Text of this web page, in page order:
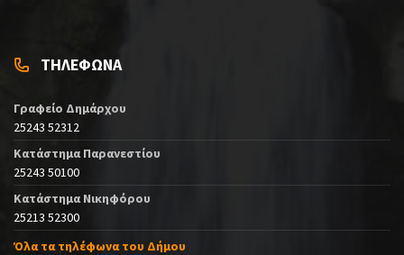
ΤΗΛΕΦΩΝΑ
Γραφείο Δημάρχου
25243 52312
Κατάστημα Παρανεστίου
25243 50100
Κατάστημα Νικηφόρου
25213 52300
Όλα τα τηλέφωνα του Δήμου